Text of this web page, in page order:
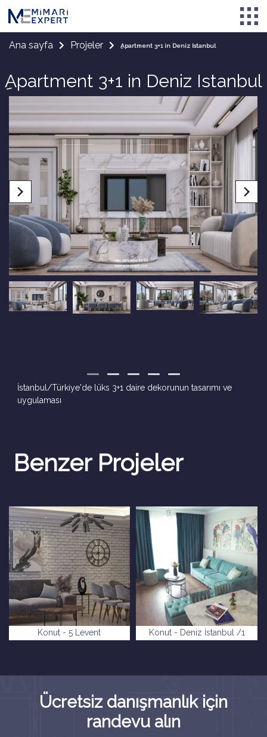
Ana sayfa Projeler ِApartment 3+1 in Deniz Istanbul
ِApartment 3+1 in Deniz Istanbul
İstanbul/Türkiye'de lüks 3+1 daire dekorunun tasarımı ve
uygulaması
Benzer Projeler
Konut - 5 Levent Konut - Deniz İstanbul /1
Ücretsiz danışmanlık için
randevu alın